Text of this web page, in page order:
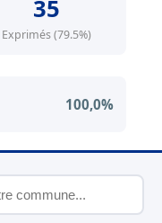
35
Exprimés (79.5%)
100,0%